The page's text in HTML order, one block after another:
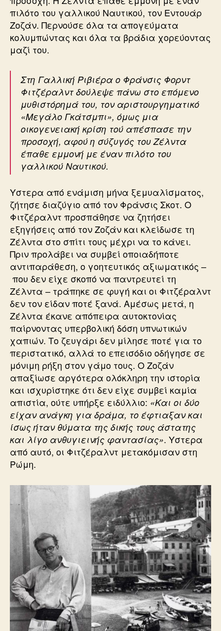
πιλότο του γαλλικού Ναυτικού, τον Εντουάρ
Ζοζάν. Περνούσε όλα τα απογεύματα
κολυμπώντας και όλα τα βράδια χορεύοντας
μαζί του.
Στη Γαλλική Ριβιέρα ο Φράνσις Φορντ
Φιτζέραλντ δούλεψε πάνω στο επόμενο
μυθιστόρημά του, τον αριστουργηματικό
«Μεγάλο Γκάτσμπι», όμως μια
οικογενειακή κρίση τού απέσπασε την
προσοχή, αφού η σύζυγός του Ζέλντα
έπαθε εμμονή με έναν πιλότο του
γαλλικού Ναυτικού.
Υστερα από ενάμιση μήνα ξεμυαλίσματος,
ζήτησε διαζύγιο από τον Φράνσις Σκοτ. Ο
Φιτζέραλντ προσπάθησε να ζητήσει
εξηγήσεις από τον Ζοζάν και κλείδωσε τη
Ζέλντα στο σπίτι τους μέχρι να το κάνει.
Πριν προλάβει να συμβεί οποιαδήποτε
αντιπαράθεση, ο γοητευτικός αξιωματικός –
που δεν είχε σκοπό να παντρευτεί τη
Ζέλντα – τράπηκε σε φυγή και οι Φιτζέραλντ
δεν τον είδαν ποτέ ξανά. Αμέσως μετά, η
Ζέλντα έκανε απόπειρα αυτοκτονίας
παίρνοντας υπερβολική δόση υπνωτικών
χαπιών. Το ζευγάρι δεν μίλησε ποτέ για το
περιστατικό, αλλά το επεισόδιο οδήγησε σε
μόνιμη ρήξη στον γάμο τους. Ο Ζοζάν
απαξίωσε αργότερα ολόκληρη την ιστορία
και ισχυρίστηκε ότι δεν είχε συμβεί καμία
απιστία, ούτε υπήρξε ειδύλλιο: «Και οι δύο
είχαν ανάγκη για δράμα, το έφτιαξαν και
ίσως ήταν θύματα της δικής τους άστατης
και λίγο ανθυγιεινής φαντασίας». Υστερα
από αυτό, οι Φιτζέραλντ μετακόμισαν στη
Ρώμη.